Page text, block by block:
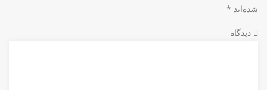
شده‌اند *
دیدگاه